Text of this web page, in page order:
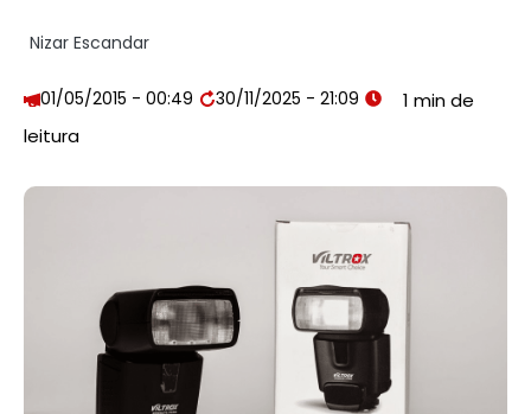
Nizar Escandar
01/05/2015 - 00:49 30/11/2025 - 21:09